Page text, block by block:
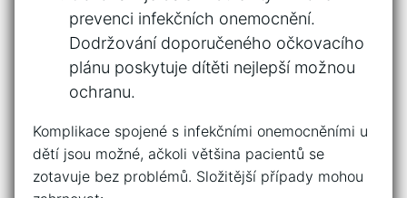
prevenci infekčních onemocnění.
Dodržování doporučeného​ očkovacího
⁢plánu poskytuje ⁢dítěti⁢ nejlepší možnou
‌ochranu.
Komplikace spojené s infekčními onemocněními u
dětí jsou​ možné, ačkoli většina pacientů se
zotavuje bez problémů. ⁢Složitější případy‌ mohou